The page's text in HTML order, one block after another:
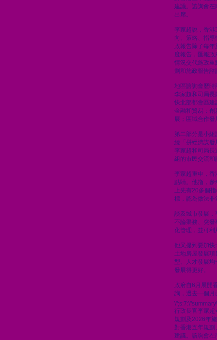
建議。諮詢會
出席。
李家超說，香港
向、策略、指
政報告除了每年
度報告，匯報
情況交代施政重
劃和施政報告諮
地區諮詢會歷時
李家超和司局長
快北部都會區建
金融和貿易；創
展；區域合作
第二部分是小組
繞「拼經濟謀發
李家超和司局長
組的市民交流和
李家超重申，香
點睛。他指，
上先有20多個
標，認為做法非
談及城市發展，
不論渠務、突發
化管理，並可利
他又提到要加快
土地房屋發展
型、人才發展均
發展得更好。
政府自6月展開
詢，過去一個月
行政長官李家超
規劃及2026年
對香港五年規劃
建議。諮詢會